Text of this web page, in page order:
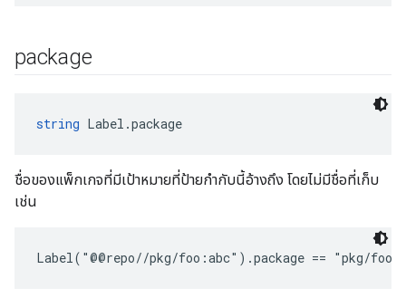
package
string Label.package
ชื่อของแพ็กเกจที่มีเป้าหมายที่ป้ายกำกับนี้อ้างถึง โดยไม่มีชื่อที่เก็บ
เช่น
Label("@@repo//pkg/foo:abc").package == "pkg/foo"